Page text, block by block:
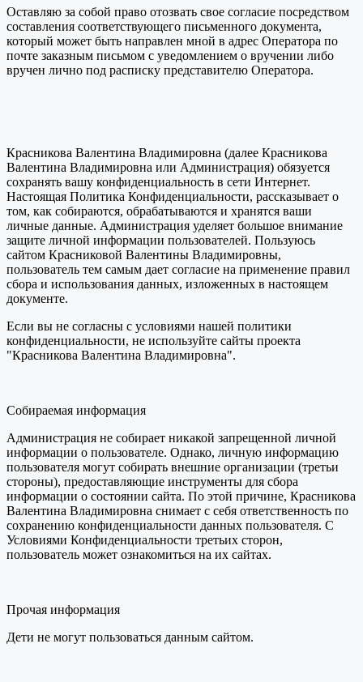
Оставляю за собой право отозвать свое согласие посредством
составления соответствующего письменного документа,
который может быть направлен мной в адрес Оператора по
почте заказным письмом с уведомлением о вручении либо
вручен лично под расписку представителю Оператора.
Красникова Валентина Владимировна (далее Красникова
Валентина Владимировна или Администрация) обязуется
сохранять вашу конфиденциальность в сети Интернет.
Настоящая Политика Конфиденциальности, рассказывает о
том, как собираются, обрабатываются и хранятся ваши
личные данные. Администрация уделяет большое внимание
защите личной информации пользователей. Пользуюсь
сайтом Красниковой Валентины Владимировны,
пользователь тем самым дает согласие на применение правил
сбора и использования данных, изложенных в настоящем
документе.
Если вы не согласны с условиями нашей политики
конфиденциальности, не используйте сайты проекта
"Красникова Валентина Владимировна".
Собираемая информация
Администрация не собирает никакой запрещенной личной
информации о пользователе. Однако, личную информацию
пользователя могут собирать внешние организации (третьи
стороны), предоставляющие инструменты для сбора
информации о состоянии сайта. По этой причине, Красникова
Валентина Владимировна снимает с себя ответственность по
сохранению конфиденциальности данных пользователя. С
Условиями Конфиденциальности третьих сторон,
пользователь может ознакомиться на их сайтах.
Прочая информация
Дети не могут пользоваться данным сайтом.